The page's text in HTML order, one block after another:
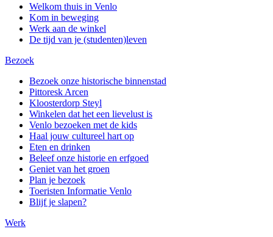
Welkom thuis in Venlo
Kom in beweging
Werk aan de winkel
De tijd van je (studenten)leven
Bezoek
Bezoek onze historische binnenstad
Pittoresk Arcen
Kloosterdorp Steyl
Winkelen dat het een lievelust is
Venlo bezoeken met de kids
Haal jouw cultureel hart op
Eten en drinken
Beleef onze historie en erfgoed
Geniet van het groen
Plan je bezoek
Toeristen Informatie Venlo
Blijf je slapen?
Werk